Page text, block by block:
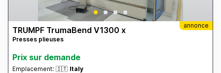
annonce
TRUMPF TrumaBend V1300 x
Presses plieuses
Prix ​​sur demande
Emplacement: 🇮🇹 Italy